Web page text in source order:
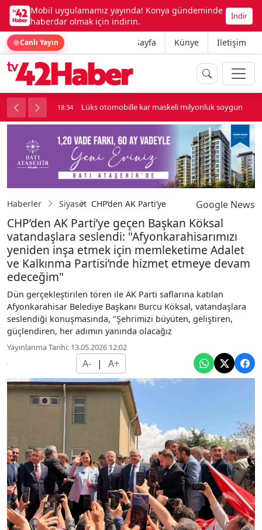
Mobil uygulamamız yayında! Konya gündeminde
haberdar olmak için indirin.
İndir
Canlı Yayın Ana Sayfa Künye İletişim
kavga çıktı 18:34 Lüks otomobille kar maskeli milyonluk soygun
Haberler Siyaset CHP’den AK Parti’ye geçen Başkan
Google News
CHP’den AK Parti’ye geçen Başkan Köksal
vatandaşlara seslendi: "Afyonkarahisarımızı
yeniden inşa etmek için memleketime Adalet
ve Kalkınma Partisi’nde hizmet etmeye devam
edeceğim"
Dün gerçekleştirilen tören ile AK Parti saflarına katılan
Afyonkarahisar Belediye Başkanı Burcu Köksal, vatandaşlara
seslendiği konuşmasında, "Şehrimizi büyüten, geliştiren,
güçlendiren, her adımın yanında olacağız
Yayınlanma Tarihi: 13.05.2026 12:02
A- | A+